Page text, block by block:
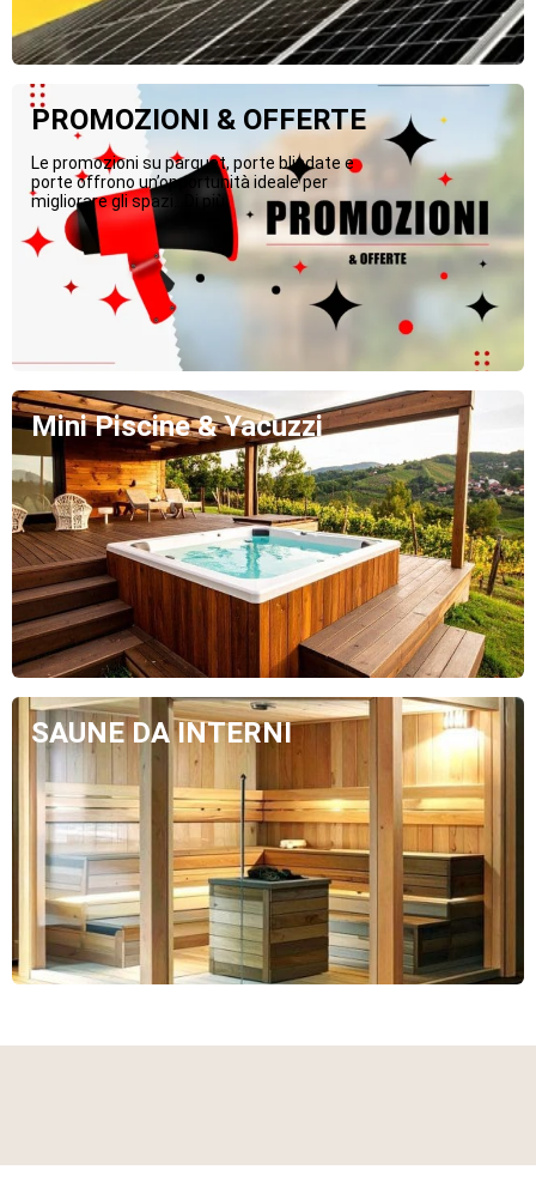
PROMOZIONI & OFFERTE
Le promozioni su parquet, porte blindate e
porte offrono un’opportunità ideale per
migliorare gli spazi...Di più
Mini Piscine & Yacuzzi
SAUNE DA INTERNI